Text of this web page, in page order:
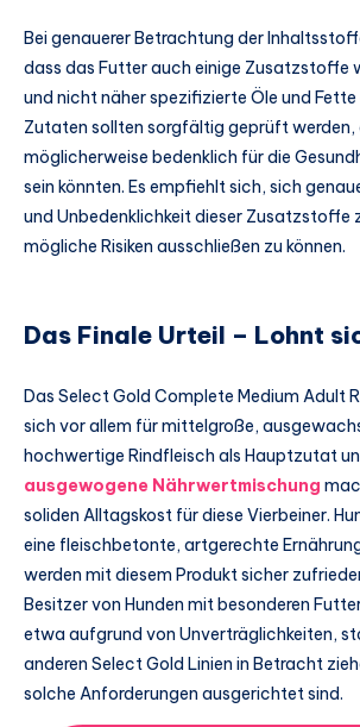
Bei genauerer Betrachtung der
dass das Futter auch einige Zusatzstoffe
und nicht näher spezifizierte Öle und Fette
Zutaten sollten sorgfältig geprüft werden,
möglicherweise bedenklich für die
sein könnten. Es empfiehlt sich, sich
und Unbedenklichkeit dieser Zusatzstoffe
mögliche Risiken ausschließen zu können.
Das Finale Urteil – Lohnt
Das Select Gold Complete Medium Adult
sich vor allem für mittelgroße,
hochwertige Rindfleisch als Hauptzutat
ausgewogene Nährwertmischung
soliden Alltagskost für diese Vierbeiner.
eine fleischbetonte, artgerechte
werden mit diesem Produkt sicher
Besitzer von Hunden mit besonderen
etwa aufgrund von Unverträglichkeiten,
anderen Select Gold Linien in Betracht
solche Anforderungen ausgerichtet sind.